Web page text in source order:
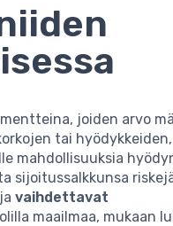
joiden arvo
tai hyödykkeiden,
mahdollisuuksia
sijoitussalkkunsa
javaihdettavat
maailmaa, mukaan